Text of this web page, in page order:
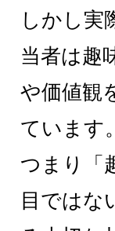
しかし実
当者は趣
や価値観
ています。
つまり「
目ではな